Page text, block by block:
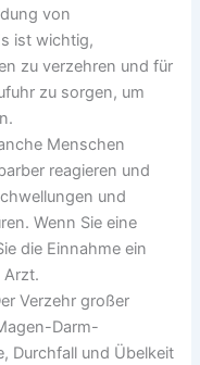
von
ist wichtig,
zu verzehren und für
zu sorgen, um
Menschen
reagieren und
und
Wenn Sie eine
die Einnahme ein
Arzt.
Verzehr großer
Darm-
Durchfall und Übelkeit